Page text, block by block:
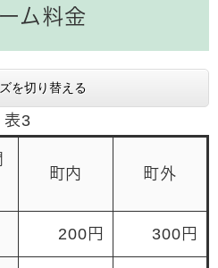
ム料金
を切り替える
表3
町内 町外
200円 300円